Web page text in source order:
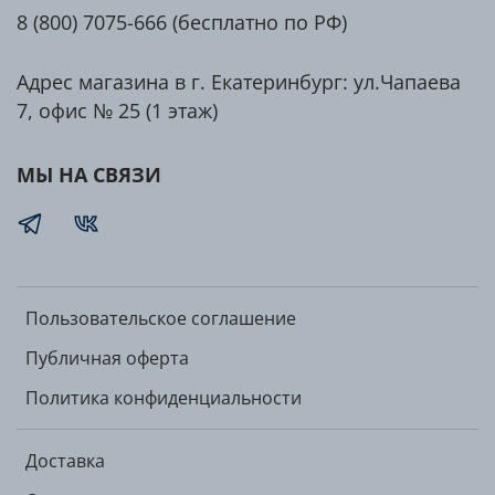
Укрепляет иммунитет
Пищевая
ценность (100
гр):
Углеводы:
0 гр
L-Аргинин:
100 гр
Энергетическая
0 ккал / 0 кДж
Пользовательское соглашение
Публичная оферта
Политика конфиденциальности
Доставка
8 (800) 7075-666 (бесплатно по РФ)
Адрес магазина в г. Екатеринбург: ул.Чапаева
7, офис № 25 (1 этаж)
МЫ НА СВЯЗИ